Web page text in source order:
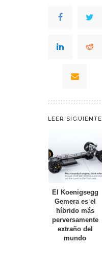
LEER SIGUIENTE
El Koenigsegg
Gemera es el
híbrido más
perversamente
extraño del
mundo